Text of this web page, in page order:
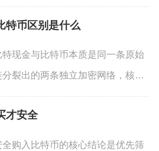
，是全球金融与
特币区别是什么
特现金与比特币本质是同一条原始
分裂出的两条独立加密网络，核心
歧集中在扩容路线、市场定
才安全
全购入比特币的核心结论是优先筛